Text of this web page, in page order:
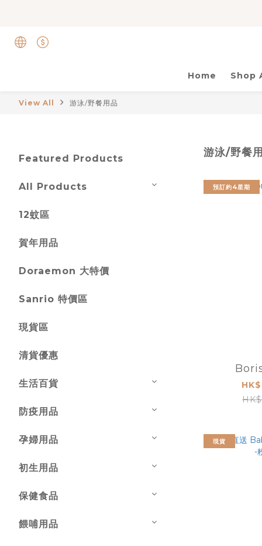
Home
Shop
View All 游泳/野餐用品
Featured Products
All Products
12蚊區
賀年用品
Doraemon 大特價
Sanrio 特價區
現貨區
清貨優惠
生活百貨
防疫用品
孕婦用品
初生用品
保健食品
餵哺用品
游泳/野餐
預訂約4星期
現貨